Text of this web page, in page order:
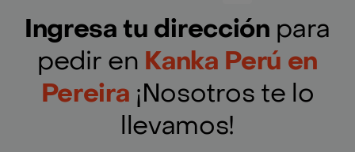
Ingresa tu dirección para
pedir en Kanka Perú en
Pereira ¡Nosotros te lo
llevamos!